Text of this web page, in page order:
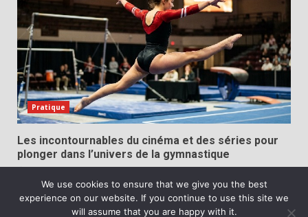
Pratique
Les incontournables du cinéma et des séries pour
plonger dans l’univers de la gymnastique
Copyright © All rights reserved.|DarkNews
We use cookies to ensure that we give you the best
experience on our website. If you continue to use this site we
will assume that you are happy with it.